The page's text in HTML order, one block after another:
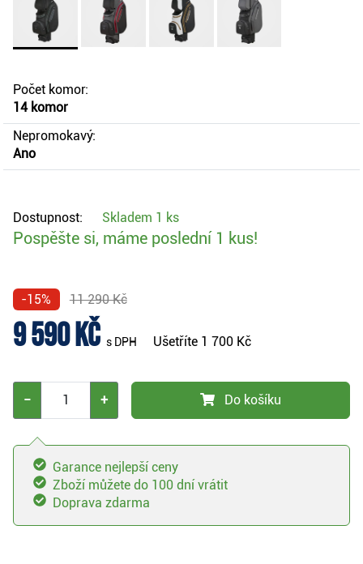
Počet komor:
14 komor
Nepromokavý:
Ano
Dostupnost: Skladem 1 ks
Pospěšte si, máme poslední 1 kus!
-15% 11 290 Kč
9 590 Kč s DPH Ušetříte 1 700 Kč
− + Do košíku
Garance nejlepší ceny
Zboží můžete do 100 dní vrátit
Doprava zdarma